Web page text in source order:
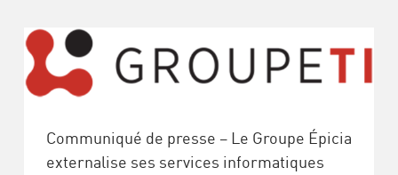
Communiqué de presse – Le Groupe Épicia
externalise ses services informatiques